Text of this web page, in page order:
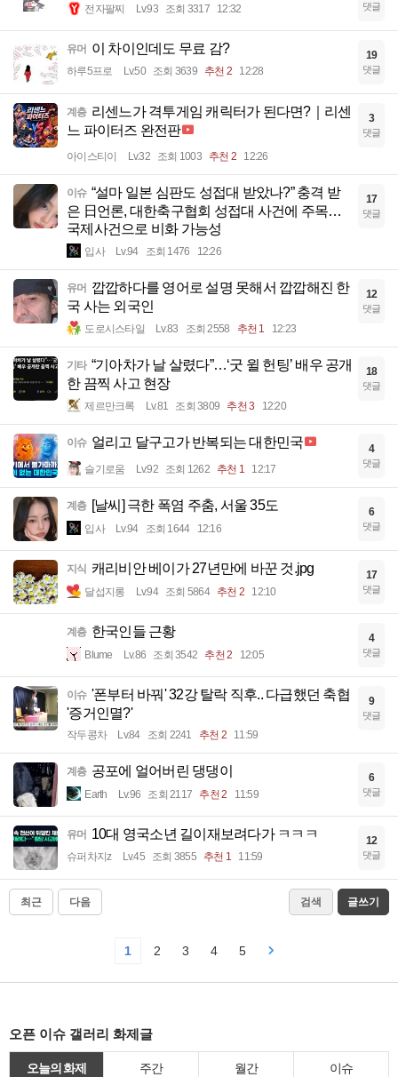
전자팔찌 Lv.93 조회 3317 12:32 댓글
유머 이 차이인데도 무료 감?
하루5프로 Lv.50 조회 3639 추천 2 12:28
19
댓글
계층 리센느가 격투게임 캐릭터가 된다면?｜리센
느 파이터즈 완전판
아이스티이 Lv.32 조회 1003 추천 2 12:26
3
댓글
이슈 “설마 일본 심판도 성접대 받았나?” 충격 받
은 日언론, 대한축구협회 성접대 사건에 주목…
국제사건으로 비화 가능성
입사 Lv.94 조회 1476 12:26
17
댓글
유머 깝깝하다를 영어로 설명 못해서 깝깝해진 한
국 사는 외국인
도로시스타일 Lv.83 조회 2558 추천 1 12:23
12
댓글
기타 “기아차가 날 살렸다”…‘굿 윌 헌팅’ 배우 공개
한 끔찍 사고 현장
제르만크록 Lv.81 조회 3809 추천 3 12:20
18
댓글
이슈 얼리고 달구고가 반복되는 대한민국
슬기로움 Lv.92 조회 1262 추천 1 12:17
4
댓글
계층 [날씨] 극한 폭염 주춤, 서울 35도
입사 Lv.94 조회 1644 12:16
6
댓글
지식 캐리비안 베이가 27년만에 바꾼 것.jpg
달섭지롱 Lv.94 조회 5864 추천 2 12:10
17
댓글
계층 한국인들 근황
Blume Lv.86 조회 3542 추천 2 12:05
4
댓글
이슈 '폰부터 바꿔' 32강 탈락 직후.. 다급했던 축협
'증거인멸?'
작두콩차 Lv.84 조회 2241 추천 2 11:59
9
댓글
계층 공포에 얼어버린 댕댕이
Earth Lv.96 조회 2117 추천 2 11:59
6
댓글
유머 10대 영국소년 길이재보려다가 ㅋㅋㅋ
슈퍼차지z Lv.45 조회 3855 추천 1 11:59
12
댓글
최근 다음 검색 글쓰기
1 2 3 4 5
오픈 이슈 갤러리 화제글
오늘의 화제 주간 월간 이슈